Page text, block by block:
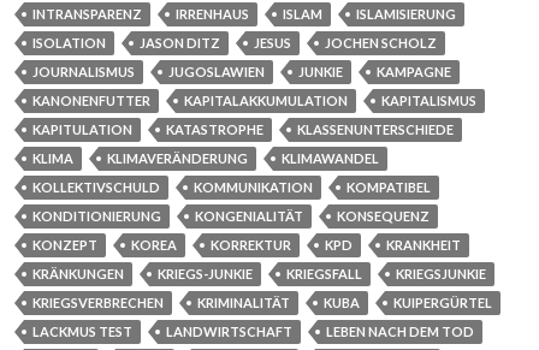
INTRANSPARENZ
IRRENHAUS ISLAM
ISLAMISIERUNG
ISOLATION
JASON DITZ JESUS
JOCHEN SCHOLZ
JOURNALISMUS
JUGOSLAWIEN JUNKIE
KAMPAGNE
KANONENFUTTER
KAPITALAKKUMULATION
KAPITALISMUS
KAPITULATION
KATASTROPHE
KLASSENUNTERSCHIEDE
KLIMA
KLIMAVERÄNDERUNG
KLIMAWANDEL
KOLLEKTIVSCHULD
KOMMUNIKATION
KOMPATIBEL
KONDITIONIERUNG
KONGENIALITÄT
KONSEQUENZ
KONZEPT
KOREA KORREKTUR KPD
KRANKHEIT
KRÄNKUNGEN
KRIEGS-JUNKIE KRIEGSFALL
KRIEGSJUNKIE
KRIEGSVERBRECHEN
KRIMINALITÄT KUBA
KUIPERGÜRTEL
LACKMUS TEST
LANDWIRTSCHAFT
LEBEN NACH DEM TOD